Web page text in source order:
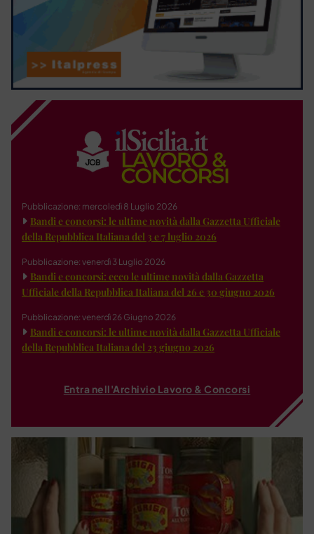
Pubblicazione: mercoledì 8 Luglio 2026
Bandi e concorsi: le ultime novità dalla Gazzetta Ufficiale
della Repubblica Italiana del 3 e 7 luglio 2026
Pubblicazione: venerdì 3 Luglio 2026
Bandi e concorsi: ecco le ultime novità dalla Gazzetta
Ufficiale della Repubblica Italiana del 26 e 30 giugno 2026
Pubblicazione: venerdì 26 Giugno 2026
Bandi e concorsi: le ultime novità dalla Gazzetta Ufficiale
della Repubblica Italiana del 23 giugno 2026
Entra nell'Archivio Lavoro & Concorsi